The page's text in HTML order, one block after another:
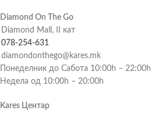
Diamond On The Go
Diamond Mall, II кат
078-254-631
diamondonthego@kares.mk
Понеделник до Сабота 10:00h – 22:00h
Недела од 10:00h – 20:00h
Kares Центар